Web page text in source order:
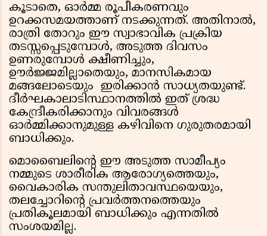
കൂടാതെ, ഓർമ്മ രൂപീകരണവും
ഉറക്കസമയത്താണ് നടക്കുന്നത്. അതിനാൽ,
രാത്രി തോറും ഈ സ്വാഭാവിക പ്രക്രിയ
തടസ്സപ്പെടുമ്പോൾ, അടുത്ത ദിവസം
ഉണരുമ്പോൾ ക്ഷീണിച്ചും,
ഊർജ്ജമില്ലാതെയും, മാനസികമായ
മങ്ങലോടെയും ഇരിക്കാൻ സാധ്യതയുണ്ട്.
ദീർഘകാലാടിസ്ഥാനത്തിൽ ഇത് ശ്രദ്ധ
കേന്ദ്രീകരിക്കാനും വിവരങ്ങൾ
ഓർമ്മിക്കാനുമുള്ള കഴിവിനെ ഗുരുതരമായി
ബാധിക്കും.
മൊബൈലിന്റെ ഈ അടുത്ത സാമീപ്യം
നമ്മുടെ ശാരീരിക ആരോഗ്യത്തെയും,
വൈകാരിക സന്തുലിതാവസ്ഥയെയും,
തലച്ചോറിന്റെ പ്രവർത്തനത്തെയും
പ്രതികൂലമായി ബാധിക്കും എന്നതിൽ
സംശയമില്ല.